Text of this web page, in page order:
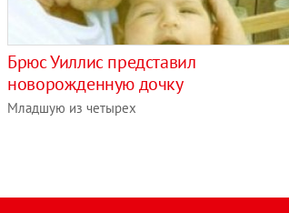
Брюс Уиллис представил
новорожденную дочку
Младшую из четырех